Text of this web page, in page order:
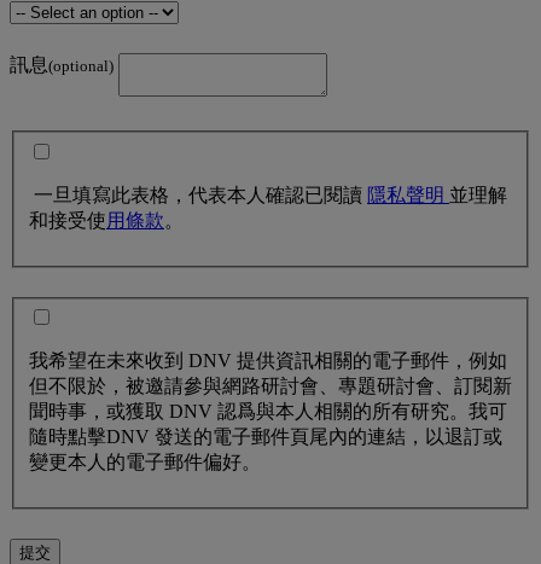
訊息(optional)
一旦填寫此表格，代表本人確認已閱讀 隱私聲明 並理解
和接受使用條款。
我希望在未來收到 DNV 提供資訊相關的電子郵件，例如
但不限於，被邀請參與網路研討會、專題研討會、訂閱新
聞時事，或獲取 DNV 認爲與本人相關的所有研究。我可
隨時點擊DNV 發送的電子郵件頁尾內的連結，以退訂或
變更本人的電子郵件偏好。
提交